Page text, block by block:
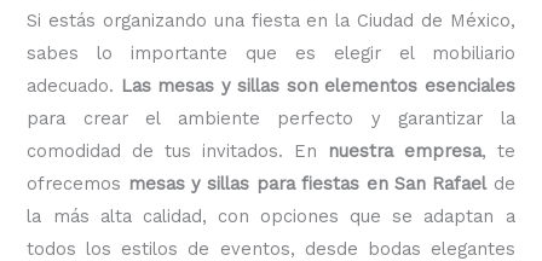
Si estás organizando una fiesta en la Ciudad de México,
sabes lo importante que es elegir el mobiliario
adecuado. Las mesas y sillas son elementos esenciales
para crear el ambiente perfecto y garantizar la
comodidad de tus invitados. En
nuestra empresa, te
ofrecemos mesas y sillas para fiestas en San Rafaelde
la más alta calidad, con opciones que se adaptan a
todos los estilos de eventos, desde bodas elegantes